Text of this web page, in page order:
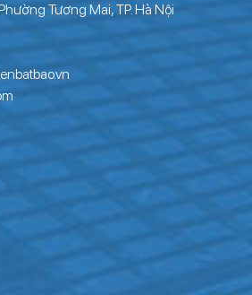
Tương Mai, TP. Hà Nội